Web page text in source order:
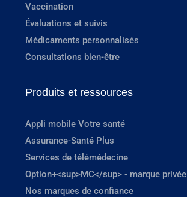
Vaccination
Évaluations et suivis
Médicaments personnalisés
Consultations bien-être
Produits et ressources
Appli mobile Votre santé
Assurance-Santé Plus
Services de télémédecine
Option+<sup>MC</sup> - marque privée
Nos marques de confiance